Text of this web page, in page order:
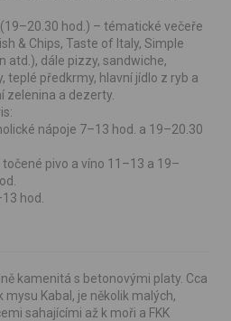
hod.) – tématické večeře
& Chips, Taste of Italy, Simple
atd.), dále pizzy, sandwiche,
teplé předkrmy, hlavní jídlo z ryb a
zelenina a dezerty.
nápoje 7–13 hod. a 19–20.30
pivo a víno 11–13 a 19–
hod.
kamenitá s betonovými platy. Cca
Kabal, je několik malých,
sahajícími až k moři a FKK